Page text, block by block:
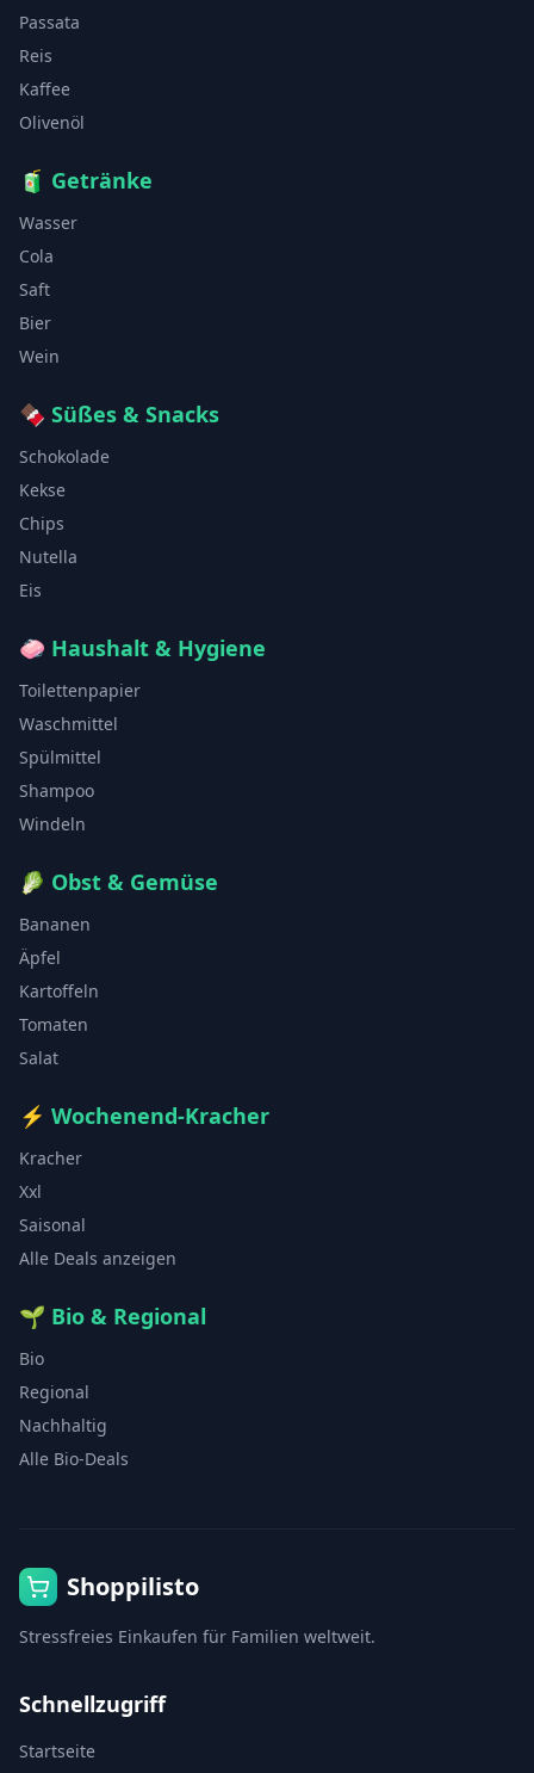
Passata
Reis
Kaffee
Olivenöl
🧃 Getränke
Wasser
Cola
Saft
Bier
Wein
🍫 Süßes & Snacks
Schokolade
Kekse
Chips
Nutella
Eis
🧼 Haushalt & Hygiene
Toilettenpapier
Waschmittel
Spülmittel
Shampoo
Windeln
🥬 Obst & Gemüse
Bananen
Äpfel
Kartoffeln
Tomaten
Salat
⚡ Wochenend-Kracher
Kracher
Xxl
Saisonal
Alle Deals anzeigen
🌱 Bio & Regional
Bio
Regional
Nachhaltig
Alle Bio-Deals
Shoppilisto
Stressfreies Einkaufen für Familien weltweit.
Schnellzugriff
Startseite